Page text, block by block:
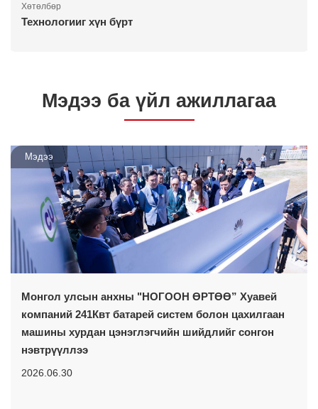
Хөтөлбөр
Технологииг хүн бүрт
Мэдээ ба үйл ажиллагаа
Мэдээ
Монгол улсын анхны "НОГООН ӨРТӨӨ” Хуавей
компаний 241Квт батарей систем болон цахилгаан
машины хурдан цэнэглэгчийн шийдлийг сонгон
нэвтрүүллээ
2026.06.30